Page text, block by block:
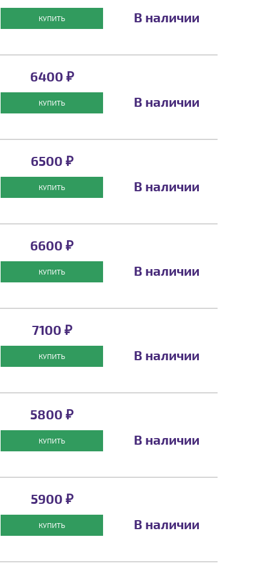
КУПИТЬ В наличии
6400 ₽
КУПИТЬ В наличии
6500 ₽
КУПИТЬ В наличии
6600 ₽
КУПИТЬ В наличии
7100 ₽
КУПИТЬ В наличии
5800 ₽
КУПИТЬ В наличии
5900 ₽
КУПИТЬ В наличии